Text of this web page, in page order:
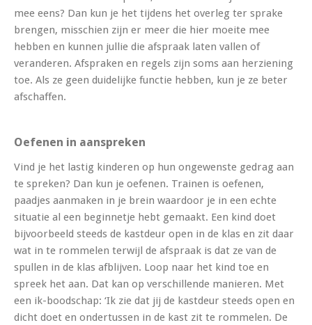
mee eens? Dan kun je het tijdens het overleg ter sprake
brengen, misschien zijn er meer die hier moeite mee
hebben en kunnen jullie die afspraak laten vallen of
veranderen. Afspraken en regels zijn soms aan herziening
toe. Als ze geen duidelijke functie hebben, kun je ze beter
afschaffen.
Oefenen in aanspreken
Vind je het lastig kinderen op hun ongewenste gedrag aan
te spreken? Dan kun je oefenen. Trainen is oefenen,
paadjes aanmaken in je brein waardoor je in een echte
situatie al een beginnetje hebt gemaakt. Een kind doet
bijvoorbeeld steeds de kastdeur open in de klas en zit daar
wat in te rommelen terwijl de afspraak is dat ze van de
spullen in de klas afblijven. Loop naar het kind toe en
spreek het aan. Dat kan op verschillende manieren. Met
een ik-boodschap: ‘Ik zie dat jij de kastdeur steeds open en
dicht doet en ondertussen in de kast zit te rommelen. De